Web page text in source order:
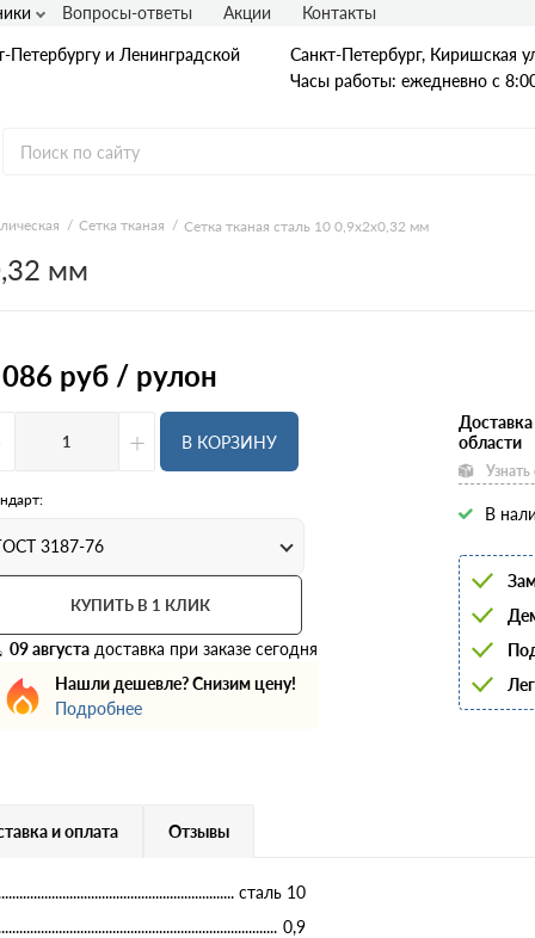
Петербургу и Ленинградской
Санкт-Петербург, Киришская
Часы работы: ежедневно с
Гладкая А1
A400
25Г2С
А500С
Для фундамента
Композитная арматура
6
16
20
22
Вопросы-ответы Акции Контакты
Сетка тканая Сетка тканая сталь 10 0,9х2х0,32 мм
мм
руб / рулон
+ В КОРЗИНУ
3187-76
КУПИТЬ В 1 КЛИК
09 августа доставка при заказе сегодня
Нашли дешевле? Снизим цену!
Подробнее
области
В
и оплата Отзывы
сталь 10
0,9